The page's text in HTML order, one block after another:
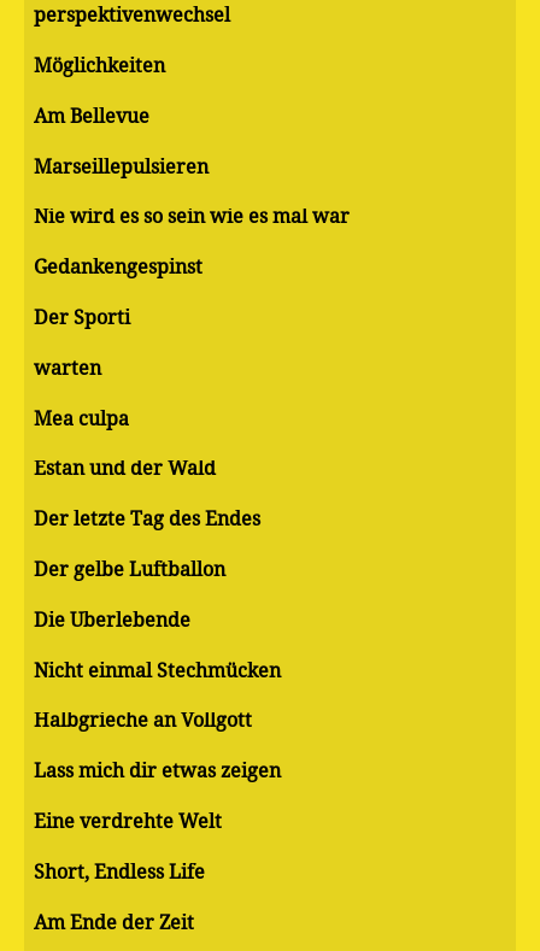
perspektivenwechsel
Möglichkeiten
Am Bellevue
Marseillepulsieren
Nie wird es so sein wie es mal war
Gedankengespinst
Der Sporti
warten
Mea culpa
Estan und der Wald
Der letzte Tag des Endes
Der gelbe Luftballon
Die Überlebende
Nicht einmal Stechmücken
Halbgrieche an Vollgott
Lass mich dir etwas zeigen
Eine verdrehte Welt
Short, Endless Life
Am Ende der Zeit